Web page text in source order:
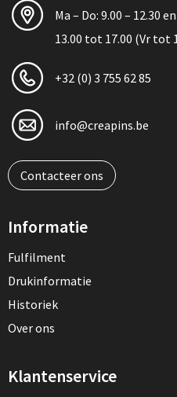
Ma – Do: 9.00 – 12.30 en
13.00 tot 17.00 (Vr tot
+32 (0) 3 755 62 85
info@creapins.be
Contacteer ons
Informatie
Fulfilment
Drukinformatie
Historiek
Over ons
Klantenservice